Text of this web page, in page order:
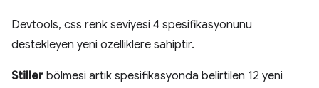
Devtools, css renk seviyesi 4 spesifikasyonunu
destekleyen yeni özelliklere sahiptir.
Stiller bölmesi artık spesifikasyonda belirtilen 12 yeni